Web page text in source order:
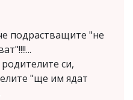
подрастващите "не
си,
"ще им ядат